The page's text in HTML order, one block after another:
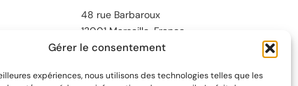
Gérer le consentement
expériences, nous utilisons des technologies telles que les
48 rue Barbaroux
13001 Marseille, France